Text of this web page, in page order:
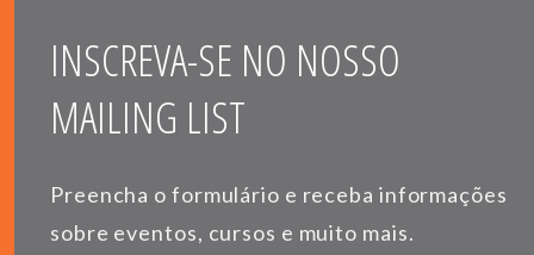
INSCREVA-SE NO NOSSO
MAILING LIST
Preencha o formulário e receba informações
sobre eventos, cursos e muito mais.